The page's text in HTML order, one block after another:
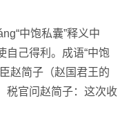
中饱私囊”释义中
自己得利。成语“中饱
赵简子（赵国君王的
税官问赵简子：这次收